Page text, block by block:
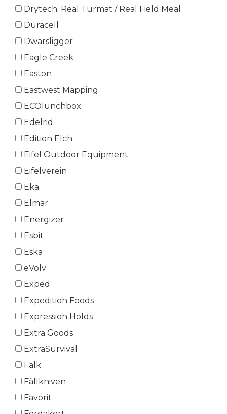
Drytech: Real Turmat / Real Field Meal
Duracell
Dwarsligger
Eagle Creek
Easton
Eastwest Mapping
ECOlunchbox
Edelrid
Edition Elch
Eifel Outdoor Equipment
Eifelverein
Eka
Elmar
Energizer
Esbit
Eska
eVolv
Exped
Expedition Foods
Expression Holds
Extra Goods
ExtraSurvival
Falk
Fällkniven
Favorit